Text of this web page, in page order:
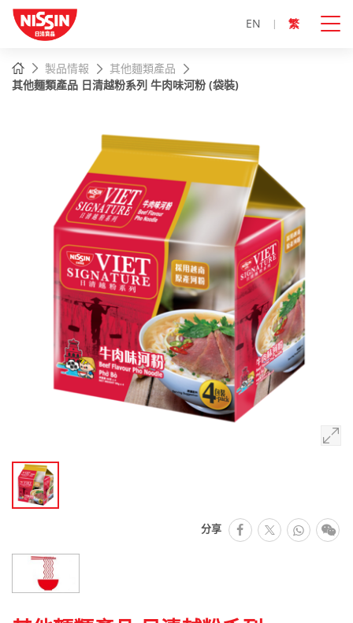
EN 繁
主頁製品情報
其他麵類產品
其他麵類產品 日清越粉系列 牛肉味河粉 (袋裝)
分享 facebook
推特 微